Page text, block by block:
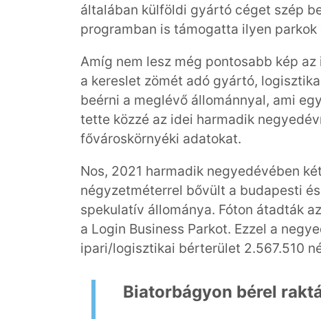
általában külföldi gyártó céget szép
programban is támogatta ilyen
Amíg nem lesz még pontosabb kép
a kereslet zömét adó gyártó,
beérni a meglévő állománnyal, ami
tette közzé az idei harmadik
fővároskörnyéki adatokat.
Nos, 2021 harmadik negyedévében
négyzetméterrel bővült a budapesti
spekulatív állománya. Fóton átadták
a Login Business Parkot. Ezzel a
ipari/logisztikai bérterület 2.567.510
Biatorbágyon bérel